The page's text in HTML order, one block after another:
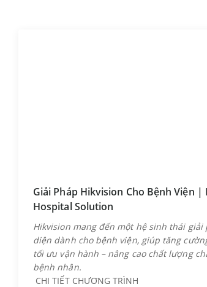
Giải Pháp Hikvision Cho Bệnh Viện |
Hospital Solution
Hikvision mang đến một hệ sinh thái giải
diện dành cho bệnh viện, giúp tăng
tối ưu vận hành – nâng cao chất lượng
bệnh nhân.
CHI TIẾT CHƯƠNG TRÌNH